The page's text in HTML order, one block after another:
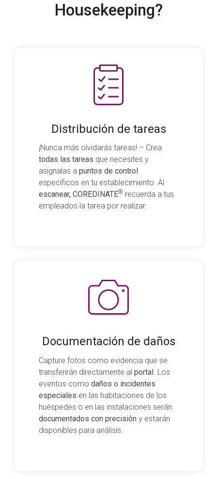
Housekeeping?
Distribución de tareas
¡Nunca más olvidarás tareas! – Crea
todas las tareas que necesites y
asígnalas a puntos de control
específicos en tu establecimiento. Al
escanear, COREDINATE® recuerda a tus
empleados la tarea por realizar.
Documentación de daños
Capture fotos como evidencia que se
transferirán directamente al portal . Los
eventos como daños o incidentes
especiales en las habitaciones de los
huéspedes o en las instalaciones serán
documentados con precisión y estarán
disponibles para análisis.